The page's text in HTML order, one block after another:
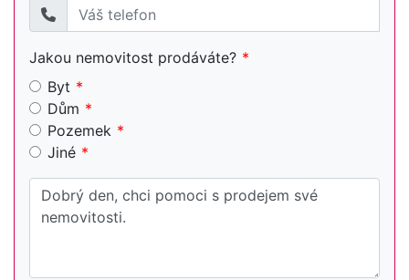
Jakou nemovitost prodáváte?
Byt
Dům
Pozemek
Jiné